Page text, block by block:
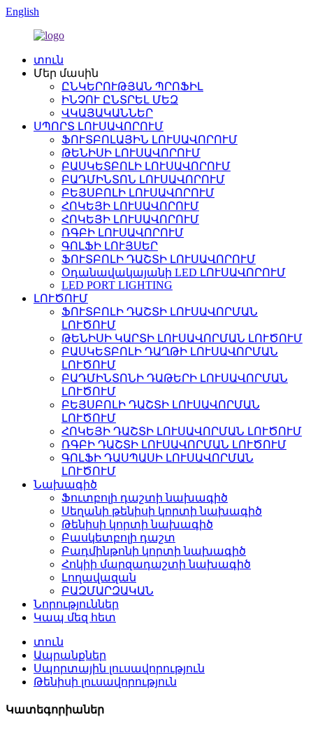
English
տուն
Մեր մասին
ԸՆԿԵՐՈՒԹՅԱՆ ՊՐՈՖԻԼ
ԻՆՉՈՒ ԸՆՏՐԵԼ ՄԵԶ
ՎԿԱՅԱԿԱՆՆԵՐ
ՍՊՈՐՏ ԼՈՒՍԱՎՈՐՈՒՄ
ՖՈՒՏԲՈԼԱՅԻՆ ԼՈՒՍԱՎՈՐՈՒՄ
ԹԵՆԻՍԻ ԼՈՒՍԱՎՈՐՈՒՄ
ԲԱՍԿԵՏԲՈԼԻ ԼՈՒՍԱՎՈՐՈՒՄ
ԲԱԴՄԻՆՏՈՆ ԼՈՒՍԱՎՈՐՈՒՄ
ԲԵՅՍԲՈԼԻ ԼՈՒՍԱՎՈՐՈՒՄ
ՀՈԿԵՅԻ ԼՈՒՍԱՎՈՐՈՒՄ
ՀՈԿԵՅԻ ԼՈՒՍԱՎՈՐՈՒՄ
ՌԳԲԻ ԼՈՒՍԱՎՈՐՈՒՄ
ԳՈԼՖԻ ԼՈՒՅՍԵՐ
ՖՈՒՏԲՈԼԻ ԴԱՇՏԻ ԼՈՒՍԱՎՈՐՈՒՄ
Օդանավակայանի LED ԼՈՒՍԱՎՈՐՈՒՄ
LED PORT LIGHTING
ԼՈՒԾՈՒՄ
ՖՈՒՏԲՈԼԻ ԴԱՇՏԻ ԼՈՒՍԱՎՈՐՄԱՆ
ԼՈՒԾՈՒՄ
ԹԵՆԻՍԻ ԿԱՐՏԻ ԼՈՒՍԱՎՈՐՄԱՆ ԼՈՒԾՈՒՄ
ԲԱՍԿԵՏԲՈԼԻ ԴԱՂԹԻ ԼՈՒՍԱՎՈՐՄԱՆ
ԼՈՒԾՈՒՄ
ԲԱԴՄԻՆՏՈՆԻ ԴԱԹԵՐԻ ԼՈՒՍԱՎՈՐՄԱՆ
ԼՈՒԾՈՒՄ
ԲԵՅՍԲՈԼԻ ԴԱՇՏԻ ԼՈՒՍԱՎՈՐՄԱՆ
ԼՈՒԾՈՒՄ
ՀՈԿԵՅԻ ԴԱՇՏԻ ԼՈՒՍԱՎՈՐՄԱՆ ԼՈՒԾՈՒՄ
ՌԳԲԻ ԴԱՇՏԻ ԼՈՒՍԱՎՈՐՄԱՆ ԼՈՒԾՈՒՄ
ԳՈԼՖԻ ԴԱՍՊԱՍԻ ԼՈՒՍԱՎՈՐՄԱՆ
ԼՈՒԾՈՒՄ
Նախագիծ
Ֆուտբոլի դաշտի նախագիծ
Սեղանի թենիսի կորտի նախագիծ
Թենիսի կորտի նախագիծ
Բասկետբոլի դաշտ
Բադմինթոնի կորտի նախագիծ
Հոկիի մարզադաշտի նախագիծ
Լողավազան
ԲԱԶՄԱՐԶԱԿԱՆ
Նորություններ
Կապ մեզ հետ
տուն
Ապրանքներ
Սպորտային լուսավորություն
Թենիսի լուսավորություն
Կատեգորիաներ